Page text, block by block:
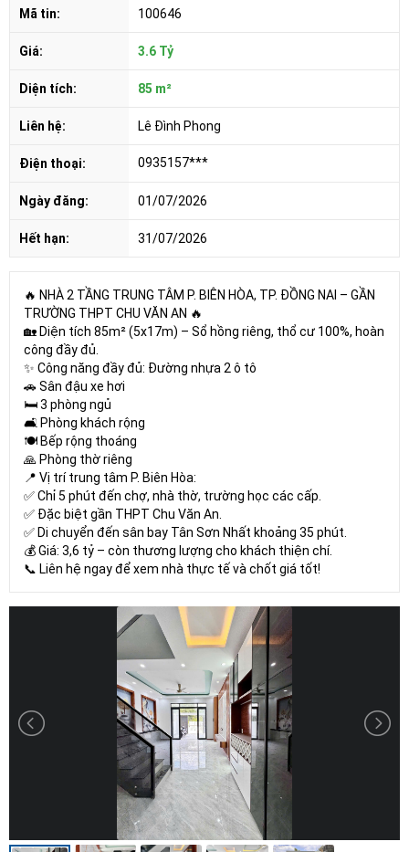
Mã tin: 100646
Giá: 3.6 Tỷ
Diện tích: 85 m²
Liên hệ: Lê Đình Phong
Điện thoại: 0935157***
Ngày đăng: 01/07/2026
Hết hạn: 31/07/2026
🔥 NHÀ 2 TẦNG TRUNG TÂM P. BIÊN HÒA, TP. ĐỒNG NAI – GẦN
TRƯỜNG THPT CHU VĂN AN 🔥
🏡 Diện tích 85m² (5x17m) – Sổ hồng riêng, thổ cư 100%, hoàn
công đầy đủ.
✨ Công năng đầy đủ: Đường nhựa 2 ô tô
🚗 Sân đậu xe hơi
🛏️ 3 phòng ngủ
🛋️ Phòng khách rộng
🍽️ Bếp rộng thoáng
🙏 Phòng thờ riêng
📍 Vị trí trung tâm P. Biên Hòa:
✅ Chỉ 5 phút đến chợ, nhà thờ, trường học các cấp.
✅ Đặc biệt gần THPT Chu Văn An.
✅ Di chuyển đến sân bay Tân Sơn Nhất khoảng 35 phút.
💰 Giá: 3,6 tỷ – còn thương lượng cho khách thiện chí.
📞 Liên hệ ngay để xem nhà thực tế và chốt giá tốt!